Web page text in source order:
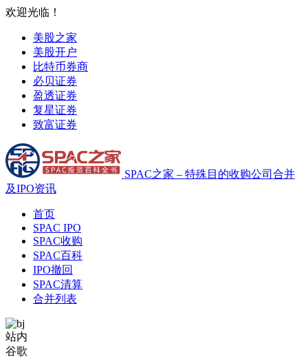
欢迎光临！
美股之家
美股开户
比特币券商
必贝证券
盈透证券
复星证券
致富证券
SPAC之家 – 特殊目的收购公司合并
及IPO资讯
首页
SPAC IPO
SPAC收购
SPAC百科
IPO撤回
SPAC清算
合并列表
站内
谷歌